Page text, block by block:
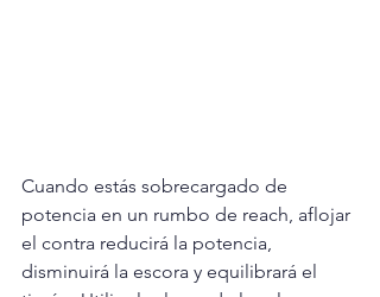
Cuando estás sobrecargado de
potencia en un rumbo de reach, aflojar
el contra reducirá la potencia,
disminuirá la escora y equilibrará el